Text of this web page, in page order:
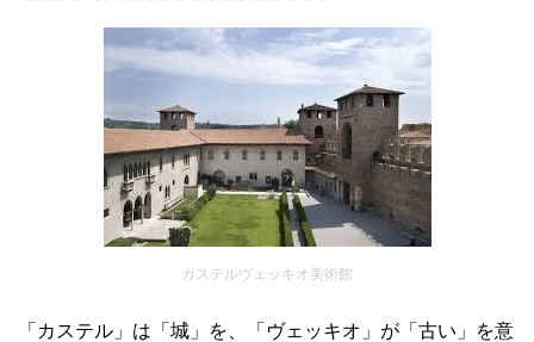
カステルヴェッキオ美術館
「カステル」は「城」を、「ヴェッキオ」が「古い」を意